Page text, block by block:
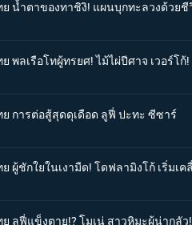
ย น้ำตาของทาชิงิ! แผนบุกทะลวงด้วยชี
พลเรือโทผู้ทรยศ! ไม้ไผ่ปีศาจ เวอร์โก้!
ย การต่อสู้สุดดุเดือด ลูฟี่ ปะทะ ซีซาร์
ผู้ชักใยในเงามืด! โดฟลามิงโก้ เริ่มเค
ลูฟี่แข็งตาย!? โมเน่ สาวหิมะผู้น่ากลัว!